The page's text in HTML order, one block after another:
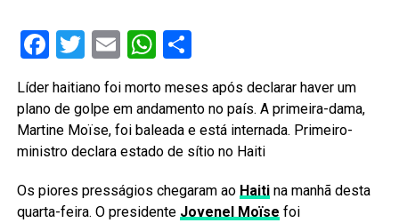
Facebook
Twitter
EmailWhatsApp
Share
Líder haitiano foi morto meses após declarar haver um
plano de golpe em andamento no país. A primeira-dama,
Martine Moïse, foi baleada e está internada. Primeiro-
ministro declara estado de sítio no Haiti
Os piores presságios chegaram ao Haitina manhã desta
quarta-feira. O presidente Jovenel Moïse foi